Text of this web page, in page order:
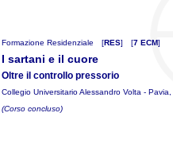
Formazione Residenziale [RES] [7 ECM]
I sartani e il cuore
Oltre il controllo pressorio
Collegio Universitario Alessandro Volta -
(Corso concluso)